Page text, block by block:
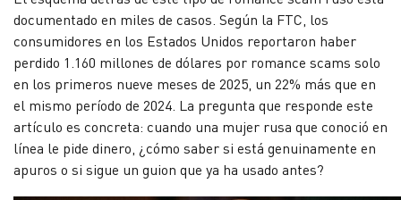
documentado en miles de casos. Según la FTC, los
consumidores en los Estados Unidos reportaron haber
perdido 1.160 millones de dólares por romance scams solo
en los primeros nueve meses de 2025, un 22% más que en
el mismo período de 2024. La pregunta que responde este
artículo es concreta: cuando una mujer rusa que conoció en
línea le pide dinero, ¿cómo saber si está genuinamente en
apuros o si sigue un guion que ya ha usado antes?